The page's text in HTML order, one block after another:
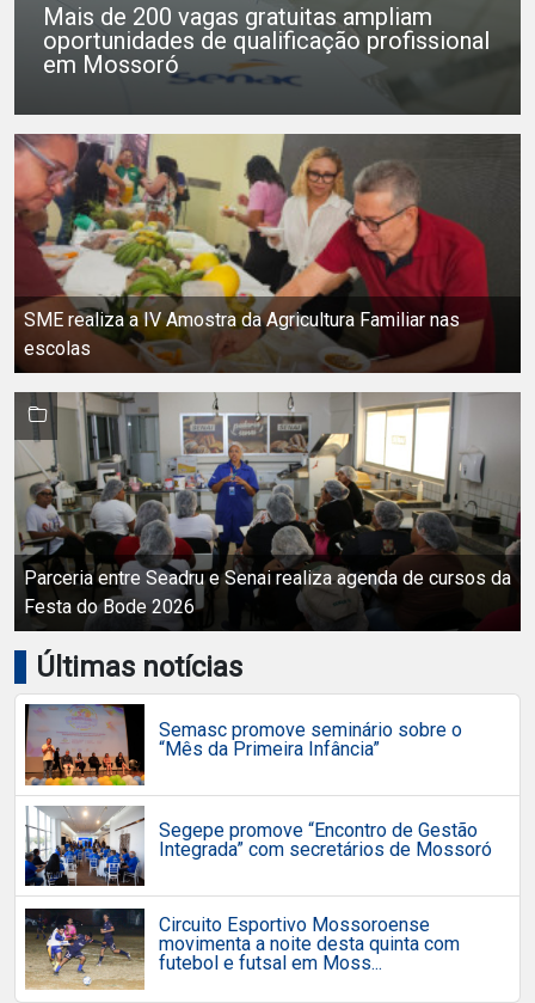
Mais de 200 vagas gratuitas ampliam
oportunidades de qualificação profissional
em Mossoró
SME realiza a IV Amostra da Agricultura Familiar nas
escolas
Parceria entre Seadru e Senai realiza agenda de cursos da
Festa do Bode 2026
Últimas notícias
Semasc promove seminário sobre o
“Mês da Primeira Infância”
Segepe promove “Encontro de Gestão
Integrada” com secretários de Mossoró
Circuito Esportivo Mossoroense
movimenta a noite desta quinta com
futebol e futsal em Moss...